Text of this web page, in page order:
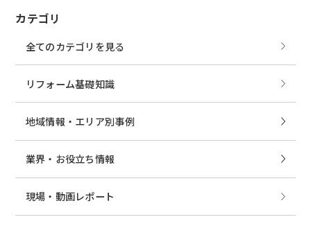
カテゴリ
全てのカテゴリを見る
リフォーム基礎知識
地域情報・エリア別事例
業界・お役立ち情報
現場・動画レポート